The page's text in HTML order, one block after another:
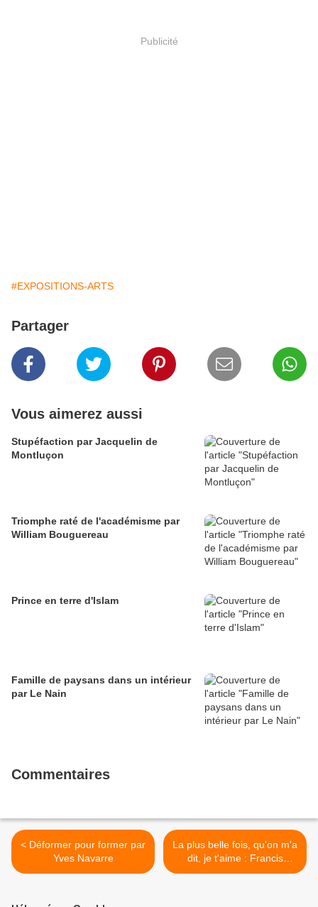
Publicité
#EXPOSITIONS-ARTS
Partager
Vous aimerez aussi
Stupéfaction par Jacquelin de
Montluçon
Triomphe raté de l'académisme par
William Bouguereau
Prince en terre d'Islam
Famille de paysans dans un intérieur
par Le Nain
Commentaires
< Déformer pour former par
Yves Navarre
La plus belle fois, qu'on m'a
dit, je t'aime : Francis
Lalanne (1980) >